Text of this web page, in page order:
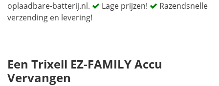
oplaadbare-batterij.nl.
Lage prijzen!
Razendsnelle
verzending en levering!
Een Trixell EZ-FAMILY Accu
Vervangen